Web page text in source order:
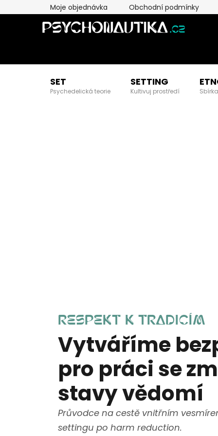
na
Moje objednávka Obchodní podmínky
SET
Psychedelická teorie
SETTING
Kultivuj prostředí
c
h
a
u
Respekt k tradicím
Vytváříme
pro práci se
stavy vědomí
Průvodce na cestě vnitřním
settingu po harm reduction.